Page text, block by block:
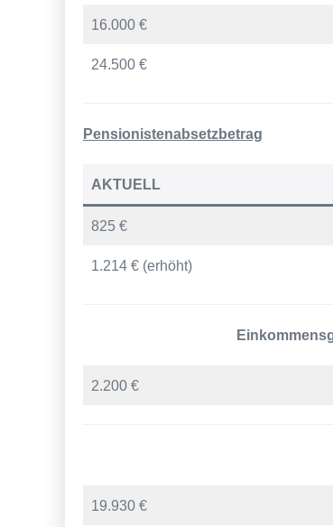
16.000 €
24.500 €
Pensionistenabsetzbetrag
AKTUELL
825 €
1.214 € (erhöht)
2.200 €
19.930 €